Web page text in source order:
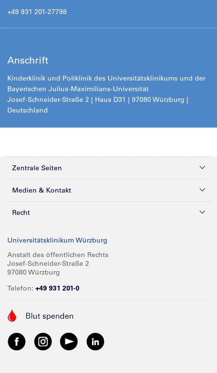
+49 931 201-27798
Anschrift
Kinderklinik und Poliklinik des Universitätsklinikums und der
Bayerischen Julius-Maximilians-Universität
Josef-Schneider-Straße 2 | Haus D31 | 97080 Würzburg |
Deutschland
Zentrale Seiten
Kliniken & Zentren
Forschung
Karriere
Medien & Kontakt
Presse
Glossar
Spenden
Anreise
Recht
Compliance
Impressum
Barrierefreiheit
Universitätsklinikum Würzburg
Anstalt des öffentlichen Rechts
Josef-Schneider-Straße 2
97080 Würzburg
Telefon: +49 931 201-0